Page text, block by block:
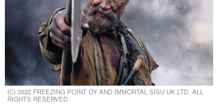
(C) 2022 FREEZING POINT OY AND IMMORTAL SISU UK LTD. ALL
RIGHTS RESERVED.